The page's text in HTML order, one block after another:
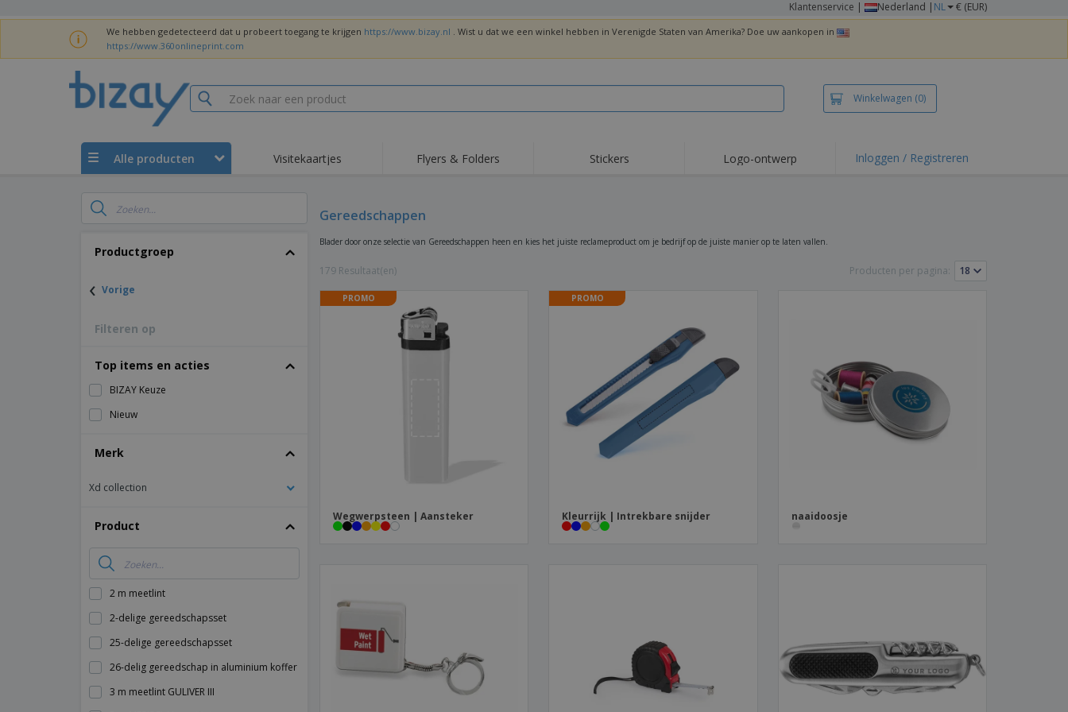
Klantenservice | Nederland | NL € (EUR)
We hebben gedetecteerd dat u probeert toegang te krijgen https://www.bizay.nl . Wist u dat we een winkel hebben in Verenigde Staten van Amerika? Doe uw aankopen in
https://www.360onlineprint.com
Winkelwagen (0)
Alle producten Visitekaartjes Flyers & Folders Stickers Logo-ontwerp Inloggen / Registreren
Productgroep
‹ Vorige
Filteren op
Top items en acties
BIZAY Keuze
Nieuw
Merk
Xd collection
Product
2 m meetlint
2-delige gereedschapsset
25-delige gereedschapsset
26-delig gereedschap in aluminium koffer
3 m meetlint GULIVER III
Gereedschappen
Blader door onze selectie van Gereedschappen heen en kies het juiste reclameproduct om je bedrijf op de juiste manier op te laten vallen.
179 Resultaat(en) Producten per pagina:
PROMO
Wegwerpsteen | Aansteker
PROMO
Kleurrijk | Intrekbare snijder naaidoosje